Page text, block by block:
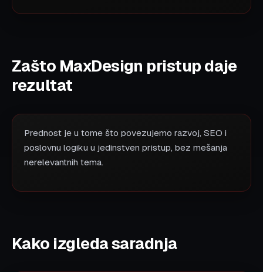
Zašto MaxDesign pristup daje
rezultat
Prednost je u tome što povezujemo razvoj, SEO i
poslovnu logiku u jedinstven pristup, bez mešanja
nerelevantnih tema.
Kako izgleda saradnja